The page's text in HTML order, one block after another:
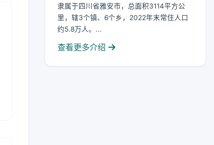
隶属于四川省雅安市，总面积3114平方公
里，辖3个镇、6个乡，2022年末常住人口
约5.8万人。...
查看更多介绍